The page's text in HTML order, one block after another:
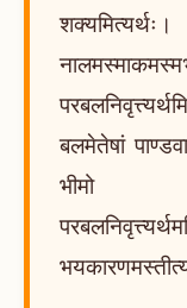
बलमेतेषां
भीमो